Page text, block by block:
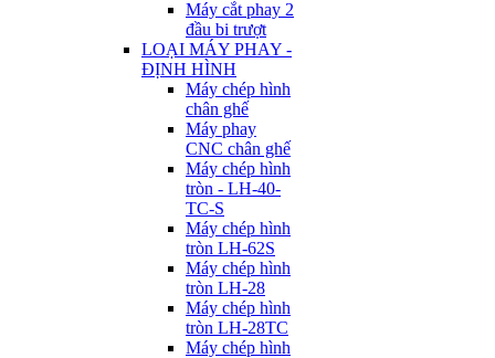
Máy cắt phay 2
đầu bi trượt
LOẠI MÁY PHAY -
ĐỊNH HÌNH
Máy chép hình
chân ghế
Máy phay
CNC chân ghế
Máy chép hình
tròn - LH-40-
TC-S
Máy chép hình
tròn LH-62S
Máy chép hình
tròn LH-28
Máy chép hình
tròn LH-28TC
Máy chép hình